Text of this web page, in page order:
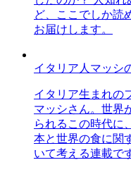
ど、ここでしか読
お届けします。
イタリア人マッシ
イタリア生まれの
マッシさん。世界
られるこの時代に
本と世界の食に関
いて考える連載で